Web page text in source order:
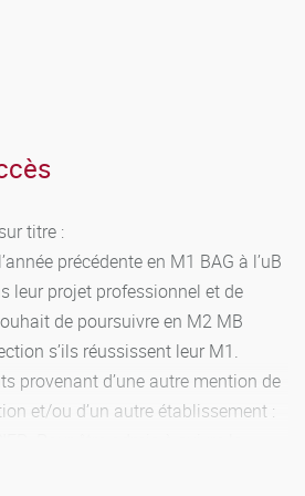
unité d’enseignement évaluée
en crédits européens (ECTS). Une
; c’est-à-dire définitivement
a obtenu une moyenne pondérée
sur 20 par compensation entre
Chaque UE validée permet à
crédits européens correspondants.
européens, ils sont également
titre :
précédente en M1 BAG à l’uB
leur projet professionnel et de
de poursuivre en M2 MB
s’ils réussissent leur M1.
provenant d’une autre mention de
et/ou d’un autre établissement :
de leur cursus antérieur, les